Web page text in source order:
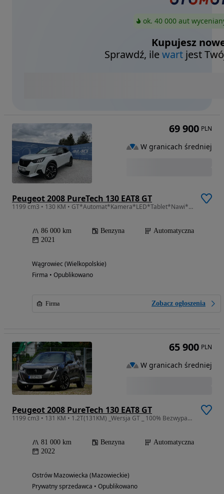
ok. 40 000 aut
Kupujesz
Sprawdź, ilewart jest
Peugeot 2008 PureTech 130 EAT8 GT
1199 cm3 • 130 KM • GT*Automat*Kamera*LED*Tablet*Nawi*Klima*Radio*Bluetooth*Gwarancja*
86 000 km Benzyna
Automatyczna
2021
Wągrowiec (Wielkopolskie)
Firma • Opublikowano
Firma Zobacz ogłoszenia
69 900 PLN
W granicach średniej
Peugeot 2008 PureTech 130 EAT8 GT
1199 cm3 • 131 KM • 1.2T(131KM) _Wersja GT _ 100% Bezwypadkowy _ Serwisowany
81 000 km Benzyna
Automatyczna
2022
Ostrów Mazowiecka (Mazowieckie)
Prywatny sprzedawca • Opublikowano
65 900 PLN
W granicach średniej